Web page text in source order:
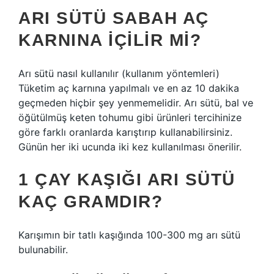
ARI SÜTÜ SABAH AÇ
KARNINA IÇILIR MI?
Arı sütü nasıl kullanılır (kullanım yöntemleri)
Tüketim aç karnına yapılmalı ve en az 10 dakika
geçmeden hiçbir şey yenmemelidir. Arı sütü, bal ve
öğütülmüş keten tohumu gibi ürünleri tercihinize
göre farklı oranlarda karıştırıp kullanabilirsiniz.
Günün her iki ucunda iki kez kullanılması önerilir.
1 ÇAY KAŞIĞI ARI SÜTÜ
KAÇ GRAMDIR?
Karışımın bir tatlı kaşığında 100-300 mg arı sütü
bulunabilir.